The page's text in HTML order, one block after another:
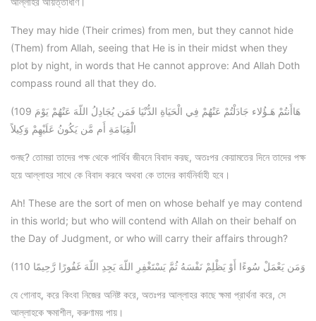
They may hide (Their crimes) from men, but they cannot hide
(Them) from Allah, seeing that He is in their midst when they
plot by night, in words that He cannot approve: And Allah Doth
compass round all that they do.
(109 هَاأَنتُمْ هَـؤُلاء جَادَلْتُمْ عَنْهُمْ فِي الْحَيَاةِ الدُّنْيَا فَمَن يُجَادِلُ اللّهَ عَنْهُمْ يَوْمَ
الْقِيَامَةِ أَم مَّن يَكُونُ عَلَيْهِمْ وَكِيلاً
শুনছ? তোমরা তাদের পক্ষ থেকে পার্থিব জীবনে বিবাদ করছ, অতঃপর কেয়ামতের দিনে তাদের পক্ষ
হয়ে আল্লাহর সাথে কে বিবাদ করবে অথবা কে তাদের কার্যনির্বাহী হবে।
Ah! These are the sort of men on whose behalf ye may contend
in this world; but who will contend with Allah on their behalf on
the Day of Judgment, or who will carry their affairs through?
(110 وَمَن يَعْمَلْ سُوءًا أَوْ يَظْلِمْ نَفْسَهُ ثُمَّ يَسْتَغْفِرِ اللّهَ يَجِدِ اللّهَ غَفُورًا رَّحِيمًا
যে গোনাহ, করে কিংবা নিজের অনিষ্ট করে, অতঃপর আল্লাহর কাছে ক্ষমা প্রার্থনা করে, সে
আল্লাহকে ক্ষমাশীল, করুণাময় পায়।